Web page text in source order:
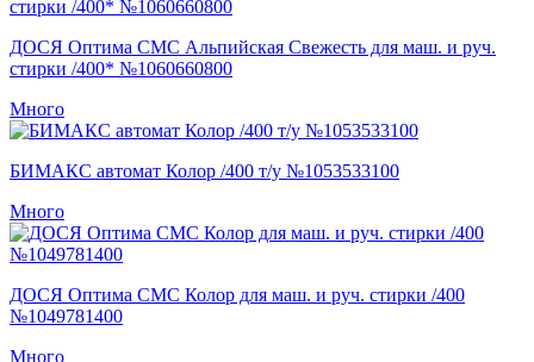
ДОСЯ Оптима СМС Альпийская Свежесть для маш. и руч.
стирки /400* №1060660800
Много
БИМАКС автомат Колор /400 т/у №1053533100
Много
ДОСЯ Оптима СМС Колор для маш. и руч. стирки /400
№1049781400
Много